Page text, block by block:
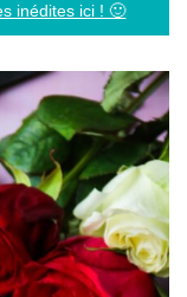
inédites ici ! 🙂